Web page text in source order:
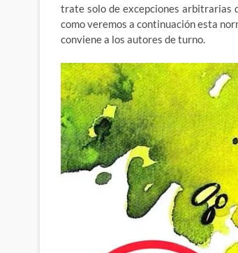
trate solo de excepciones arbitrarias
como veremos a continuación esta
conviene a los autores de turno.